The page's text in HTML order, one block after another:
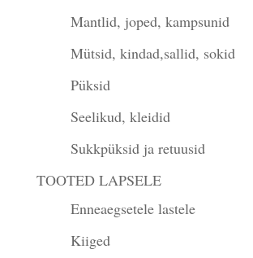
Mantlid, joped, kampsunid
Mütsid, kindad,sallid, sokid
Püksid
Seelikud, kleidid
Sukkpüksid ja retuusid
TOOTED LAPSELE
Enneaegsetele lastele
Kiiged